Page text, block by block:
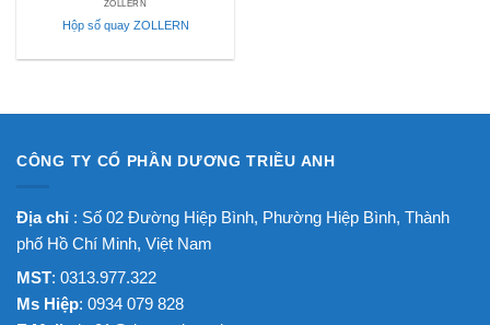
ZOLLERN
Hộp số quay ZOLLERN
CÔNG TY CỔ PHẦN DƯƠNG TRIỀU ANH
Địa chỉ : Số 02 Đường Hiệp Bình, Phường Hiệp Bình, Thành
phố Hồ Chí Minh, Việt Nam
MST: 0313.977.322
Ms Hiệp: 0934 079 828